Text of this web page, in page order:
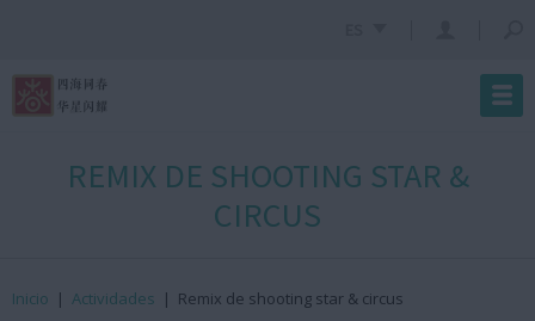
REMIX DE SHOOTING STAR &
CIRCUS
Inicio | Actividades | Remix de shooting star & circus